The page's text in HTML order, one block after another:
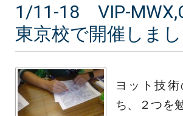
1/11-18 VIP-
東京校で開催しまし
ヨット技術
ち、２つを